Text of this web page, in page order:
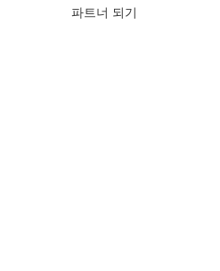
파트너 되기